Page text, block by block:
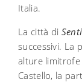
Italia.
La città di
successivi. La
alture
Castello, la